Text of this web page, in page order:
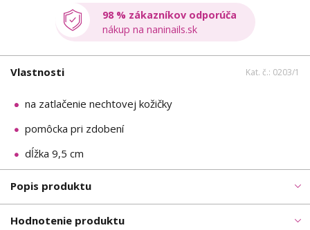
98 % zákazníkov odporúča
nákup na naninails.sk
Vlastnosti Kat. č.: 0203/1
na zatlačenie nechtovej kožičky
pomôcka pri zdobení
dĺžka 9,5 cm
Popis produktu
Hodnotenie produktu